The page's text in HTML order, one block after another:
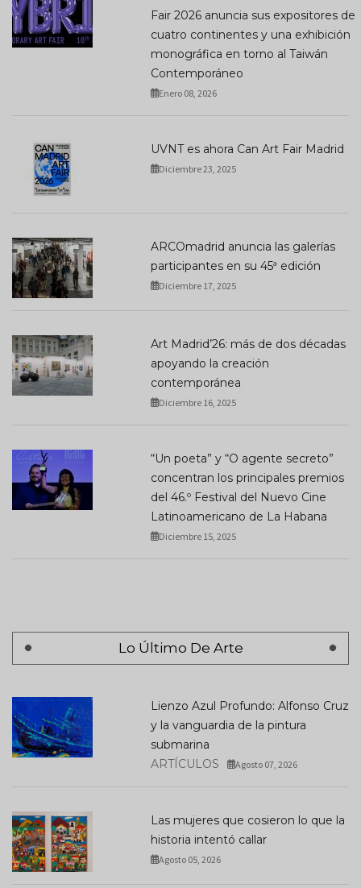
Fair 2026 anuncia sus expositores de
cuatro continentes y una exhibición
monográfica en torno al Taiwán
Contemporáneo
Enero 08, 2026
UVNT es ahora Can Art Fair Madrid
Diciembre 23, 2025
ARCOmadrid anuncia las galerías
participantes en su 45ª edición
Diciembre 17, 2025
Art Madrid’26: más de dos décadas
apoyando la creación
contemporánea
Diciembre 16, 2025
“Un poeta” y “O agente secreto”
concentran los principales premios
del 46.º Festival del Nuevo Cine
Latinoamericano de La Habana
Diciembre 15, 2025
Lo Último De Arte
Lienzo Azul Profundo: Alfonso Cruz
y la vanguardia de la pintura
submarina
ARTÍCULOS
Agosto 07, 2026
Las mujeres que cosieron lo que la
historia intentó callar
Agosto 05, 2026